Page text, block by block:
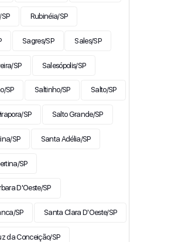
Rubinéia/SP
Sagres/SP Sales/SP
SP Salesópolis/SP
SP Saltinho/SP Salto/SP
SP Salto Grande/SP
SP Santa Adélia/SP
SP
D'Oeste/SP
SP Santa Clara D'Oeste/SP
da Conceição/SP